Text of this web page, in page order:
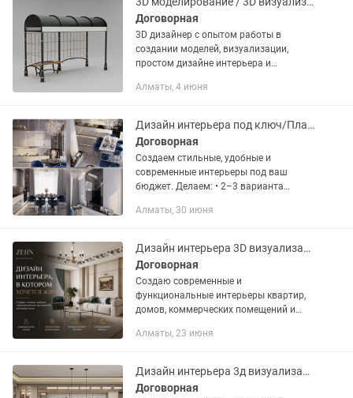
Договорная
3D дизайнер с опытом работы в
создании моделей, визуализации,
простом дизайне интерьера и
принтере. Мои навыки включают:
Blender...
Алматы, 4 июня
Дизайн интерьера под ключ/Планировки 3D визуализации
Договорная
Создаем стильные, удобные и
современные интерьеры под ваш
бюджет. Делаем: • 2–3 варианта
помещения • Профессиональные 3D
материалов •...
Алматы, 30 июня
Дизайн интерьера 3D визуализация Авторский надзор
Договорная
Создаю современные и
функциональные интерьеры квартир,
домов, коммерческих помещений и
Фотореалистичная 3D-визуализация ✔
Подбор...
Алматы, 23 июня
Дизайн интерьера 3д визуализация
Договорная